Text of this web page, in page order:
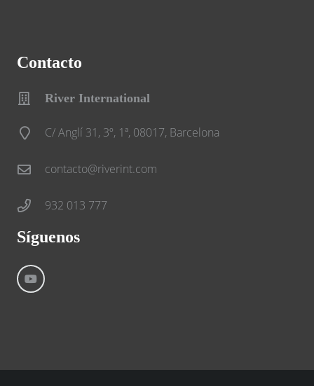
Contacto
River International
C/ Anglí 31, 3º, 1ª, 08017, Barcelona
contacto@riverint.com
932 013 777
Síguenos